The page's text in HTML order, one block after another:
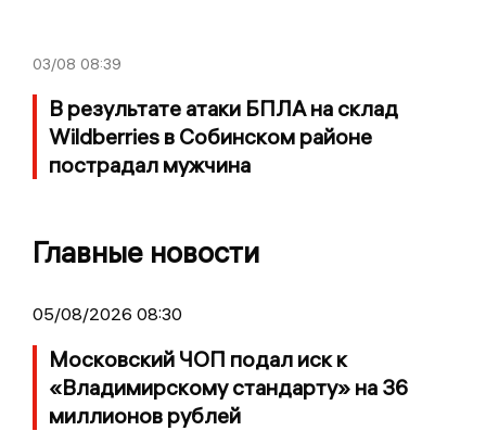
03/08 08:39
В результате атаки БПЛА на склад
Wildberries в Собинском районе
пострадал мужчина
Главные новости
05/08/2026 08:30
Московский ЧОП подал иск к
«Владимирскому стандарту» на 36
миллионов рублей